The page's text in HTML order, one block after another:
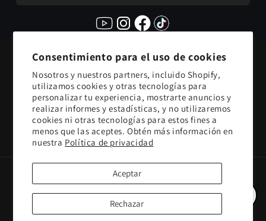
Consentimiento para el uso de cookies
Nosotros y nuestros partners, incluido Shopify,
utilizamos cookies y otras tecnologías para
personalizar tu experiencia, mostrarte anuncios y
realizar informes y estadísticas, y no utilizaremos
cookies ni otras tecnologías para estos fines a
menos que las aceptes. Obtén más información en
nuestra Política de privacidad
Aceptar
Rechazar
Contáctanos
Suscríbete para recibir
actualizaciones de nuestros
productos
Correo electrónico
Formas
pago
© 2026,Le Petit PerfumesTecnología de Shopify Política de privacidad
Términos del servicio